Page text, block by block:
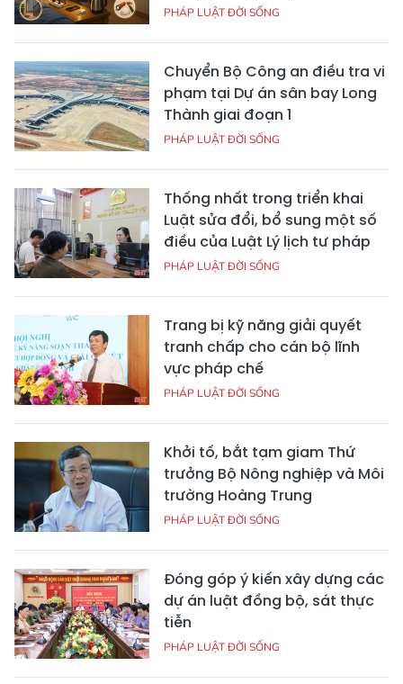
PHÁP LUẬT ĐỜI SỐNG
Chuyển Bộ Công an điều tra vi
phạm tại Dự án sân bay Long
Thành giai đoạn 1
PHÁP LUẬT ĐỜI SỐNG
Thống nhất trong triển khai
Luật sửa đổi, bổ sung một số
điều của Luật Lý lịch tư pháp
PHÁP LUẬT ĐỜI SỐNG
Trang bị kỹ năng giải quyết
tranh chấp cho cán bộ lĩnh
vực pháp chế
PHÁP LUẬT ĐỜI SỐNG
Khởi tố, bắt tạm giam Thứ
trưởng Bộ Nông nghiệp và Môi
trường Hoàng Trung
PHÁP LUẬT ĐỜI SỐNG
Đóng góp ý kiến xây dựng các
dự án luật đồng bộ, sát thực
tiễn
PHÁP LUẬT ĐỜI SỐNG